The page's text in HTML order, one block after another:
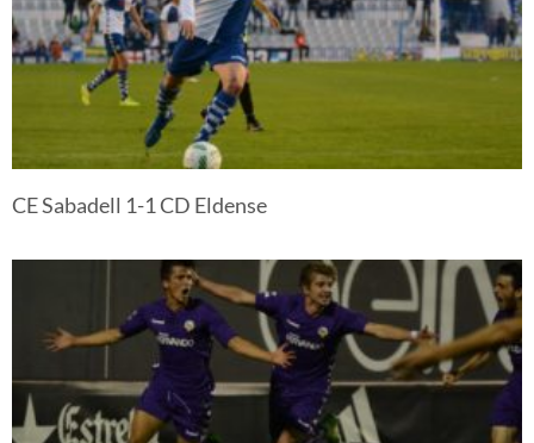
CE Sabadell 1-1 CD Eldense